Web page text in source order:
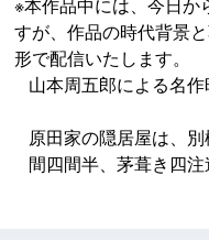
※本作品中には、今日か
すが、作品の時代背景
形で配信いたします。
山本周五郎による名
原田家の隠居屋は、
間四間半、茅葺き四